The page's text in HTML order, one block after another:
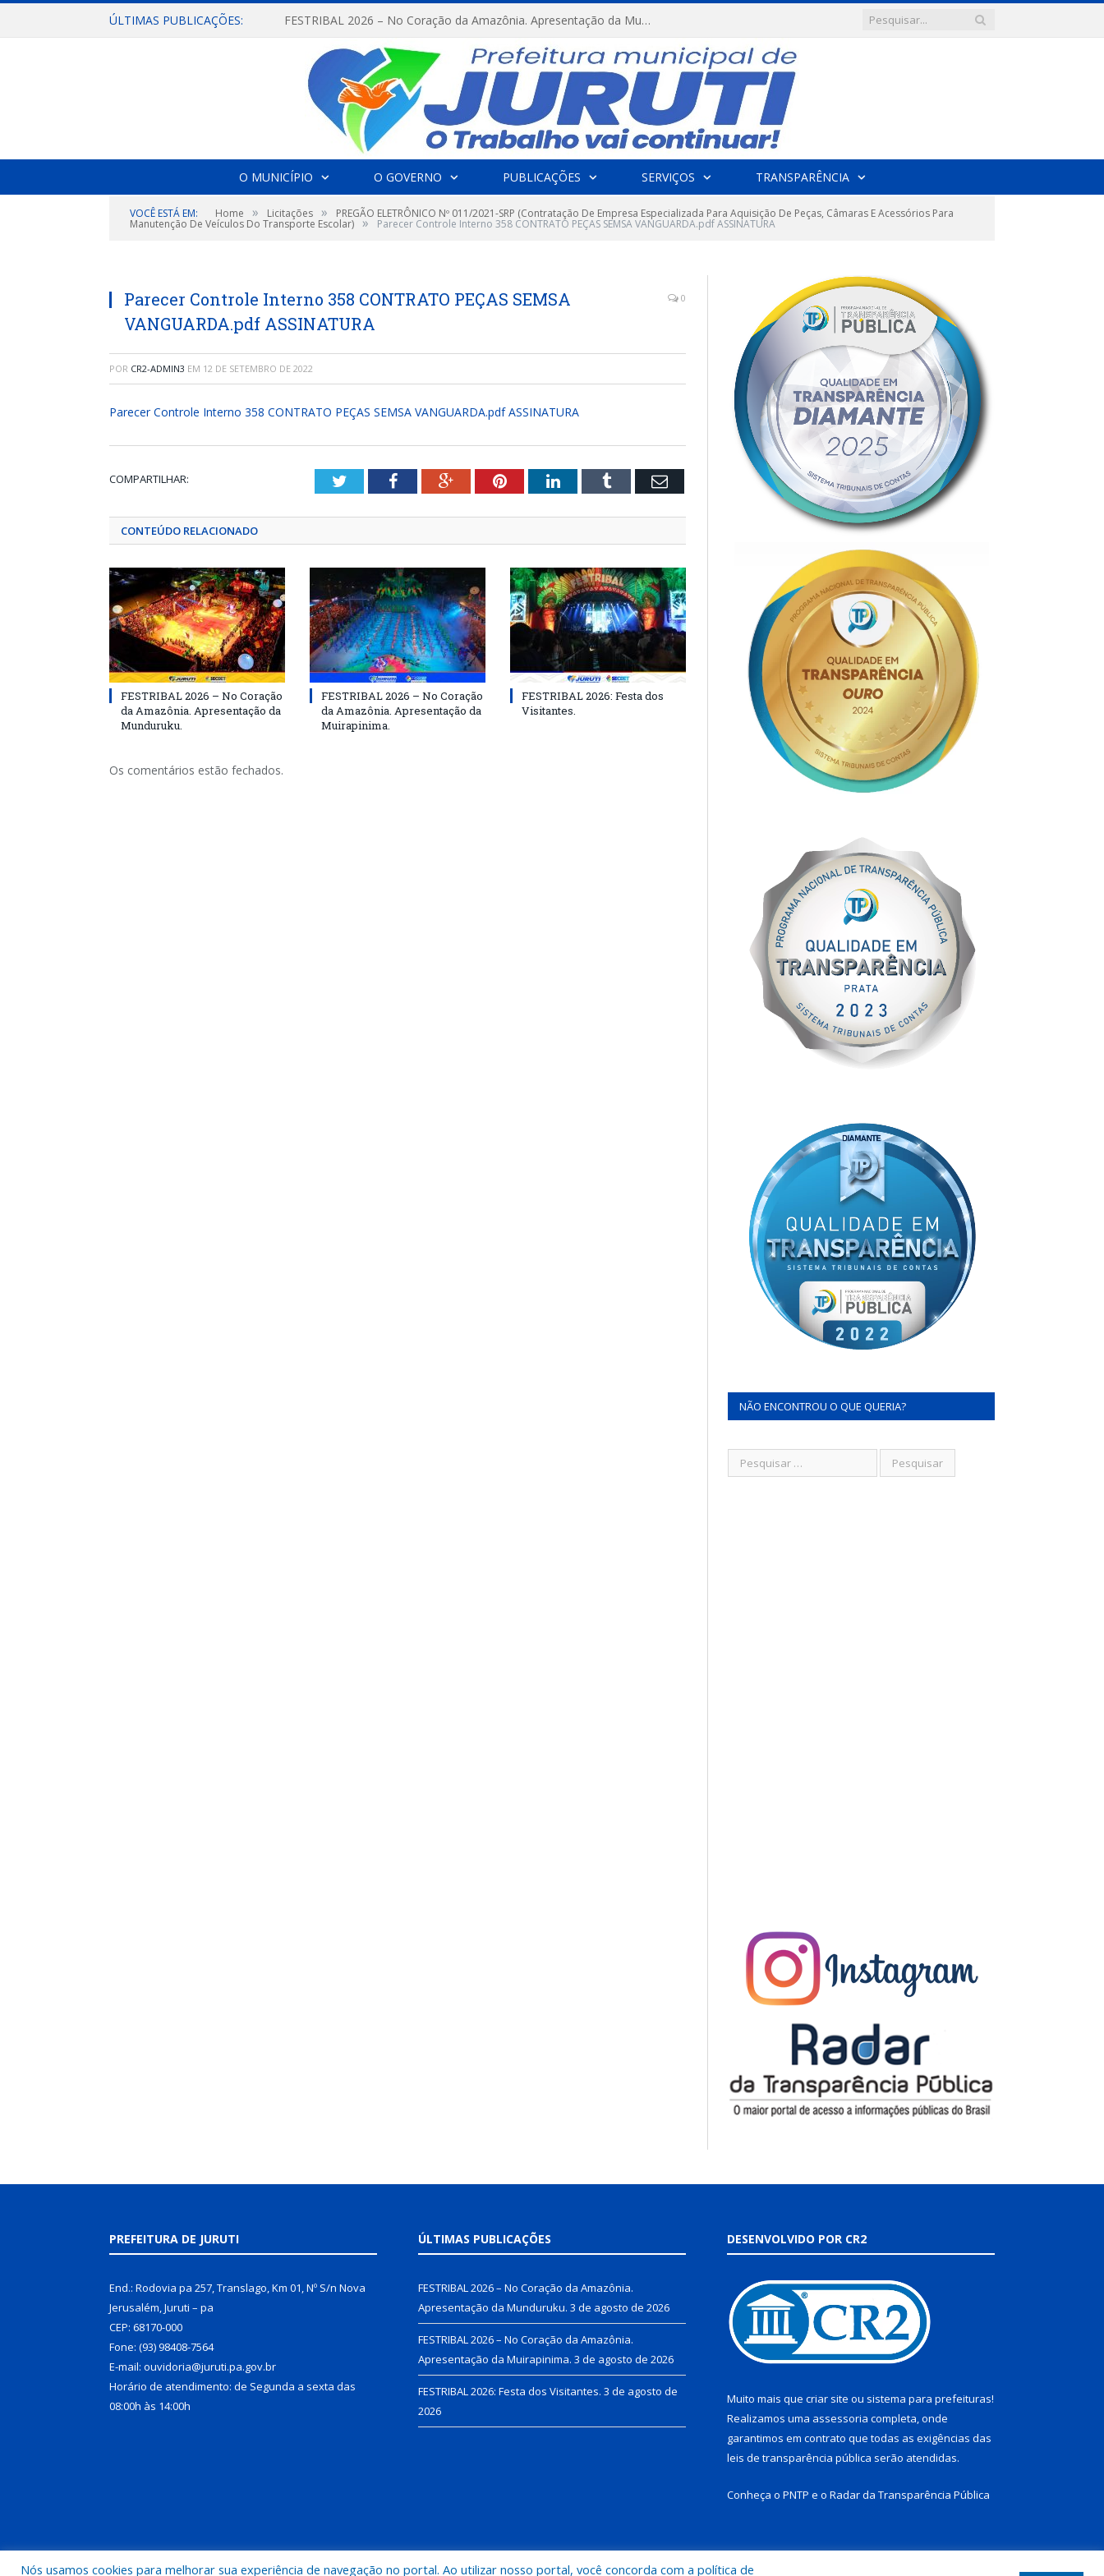
ÚLTIMAS PUBLICAÇÕES: FESTRIBAL 2026 – No Coração da Amazônia. Apresentação da Munduruku.
O MUNICÍPIO O GOVERNO PUBLICAÇÕES SERVIÇOS TRANSPARÊNCIA
VOCÊ ESTÁ EM: Home » Licitações » PREGÃO ELETRÔNICO Nº 011/2021-SRP (Contratação De Empresa Especializada Para Aquisição De Peças, Câmaras E Acessórios Para
Manutenção De Veículos Do Transporte Escolar) » Parecer Controle Interno 358 CONTRATO PEÇAS SEMSA VANGUARDA.pdf ASSINATURA
Parecer Controle Interno 358 CONTRATO PEÇAS SEMSA
VANGUARDA.pdf ASSINATURA
0
POR CR2-ADMIN3 EM 12 DE SETEMBRO DE 2022
Parecer Controle Interno 358 CONTRATO PEÇAS SEMSA VANGUARDA.pdf ASSINATURA
COMPARTILHAR: TwitterFacebookGoogle+PinterestLinkedInTumblr Email
CONTEÚDO RELACIONADO
FESTRIBAL 2026 – No Coração
da Amazônia. Apresentação da
Munduruku.
FESTRIBAL 2026 – No Coração
da Amazônia. Apresentação da
Muirapinima.
FESTRIBAL 2026: Festa dos
Visitantes.
Os comentários estão fechados.
NÃO ENCONTROU O QUE QUERIA?
PREFEITURA DE JURUTI
End.: Rodovia pa 257, Translago, Km 01, Nº S/n Nova
Jerusalém, Juruti – pa
CEP: 68170-000
Fone: (93) 98408-7564
E-mail: ouvidoria@juruti.pa.gov.br
Horário de atendimento: de Segunda a sexta das
08:00h às 14:00h
ÚLTIMAS PUBLICAÇÕES
FESTRIBAL 2026 – No Coração da Amazônia.
Apresentação da Munduruku. 3 de agosto de 2026
FESTRIBAL 2026 – No Coração da Amazônia.
Apresentação da Muirapinima. 3 de agosto de 2026
FESTRIBAL 2026: Festa dos Visitantes. 3 de agosto de
2026
DESENVOLVIDO POR CR2
Muito mais que criar site ou sistema para prefeituras!
Realizamos uma assessoria completa, onde
garantimos em contrato que todas as exigências das
leis de transparência pública serão atendidas.
Conheça o PNTP e o Radar da Transparência Pública
Nós usamos cookies para melhorar sua experiência de navegação no portal. Ao utilizar nosso portal, você concorda com a política de